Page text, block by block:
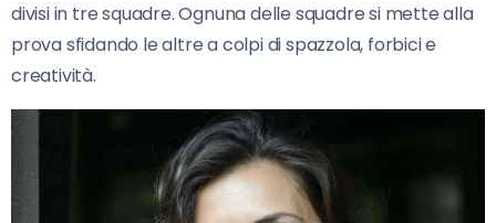
divisi in tre squadre. Ognuna delle squadre si mette alla
prova sfidando le altre a colpi di spazzola, forbici e
creatività.